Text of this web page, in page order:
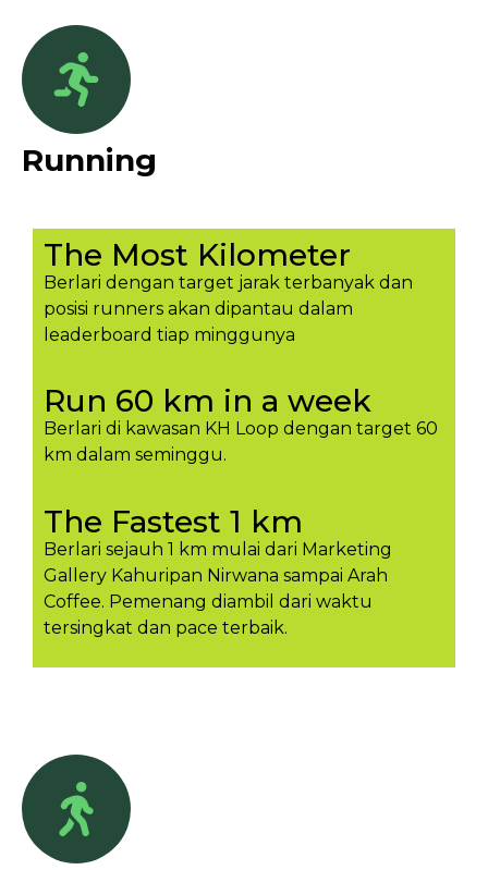
Running
The Most Kilometer
Berlari dengan target jarak terbanyak dan
posisi runners akan dipantau dalam
leaderboard tiap minggunya​
Run 60 km in a week
Berlari di kawasan KH Loop dengan target 60
km dalam seminggu.​
The Fastest 1 km
Berlari sejauh 1 km mulai dari Marketing
Gallery Kahuripan Nirwana sampai Arah
Coffee. Pemenang diambil dari waktu
tersingkat dan pace terbaik.